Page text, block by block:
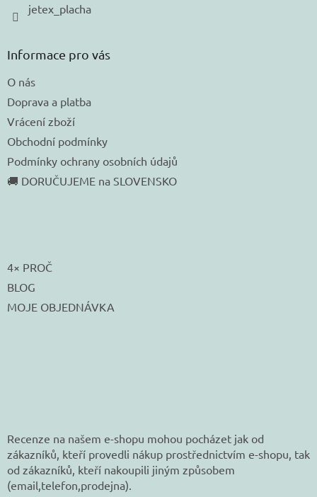
jetex_placha
Informace pro vás
O nás
Doprava a platba
Vrácení zboží
Obchodní podmínky
Podmínky ochrany osobních údajů
🚚 DORUČUJEME na SLOVENSKO
4× PROČ
BLOG
MOJE OBJEDNÁVKA
Recenze na našem e-shopu mohou pocházet jak od
zákazníků, kteří provedli nákup prostřednictvím e-shopu, tak
od zákazníků, kteří nakoupili jiným způsobem
(email,telefon,prodejna).